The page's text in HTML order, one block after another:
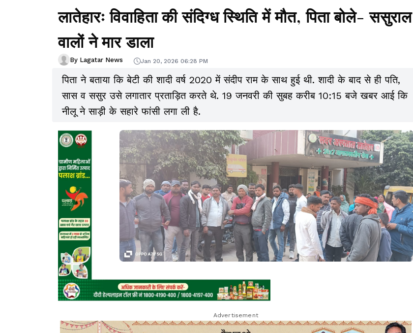
लातेहारः विवाहिता की संदिग्ध स्थिति में मौत, पिता बोले- ससुराल
वालों ने मार डाला
By Lagatar News Jan 20, 2026 06:28 PM
पिता ने बताया कि बेटी की शादी वर्ष 2020 में संदीप राम के साथ हुई थी. शादी के बाद से ही पति,
सास व ससुर उसे लगातार प्रताड़ित करते थे. 19 जनवरी की सुबह करीब 10:15 बजे खबर आई कि
नीलू ने साड़ी के सहारे फांसी लगा ली है.
Advertisement